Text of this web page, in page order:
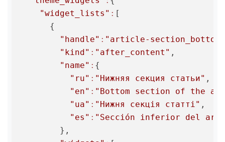
"widget_lists" : [
      {
"handle" : "article-
"kind" : "after_content" ,
"name" : {
"ru" : "Нижняя секция статьи" ,
"en" : "Bottom section of the
"ua" : "Нижня секція статті" ,
"es" : "Sección inferior del
        },